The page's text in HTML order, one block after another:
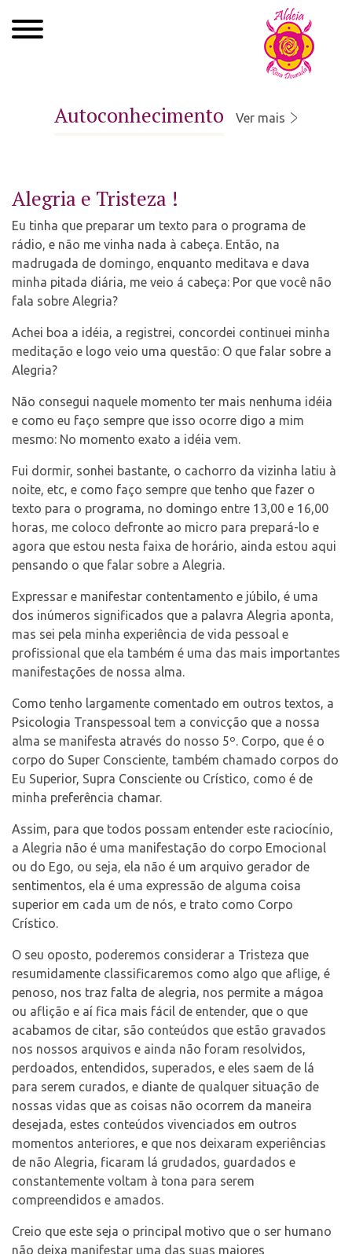
Roda de Cura
Atendimentos
Agenda
Autoconhecimento Ver mais
Alegria e Tristeza !
Eu tinha que preparar um texto para o programa de
rádio, e não me vinha nada à cabeça. Então, na
madrugada de domingo, enquanto meditava e dava
minha pitada diária, me veio á cabeça: Por que você não
fala sobre Alegria?
Achei boa a idéia, a registrei, concordei continuei minha
meditação e logo veio uma questão: O que falar sobre a
Alegria?
Não consegui naquele momento ter mais nenhuma idéia
e como eu faço sempre que isso ocorre digo a mim
mesmo: No momento exato a idéia vem.
Fui dormir, sonhei bastante, o cachorro da vizinha latiu à
noite, etc, e como faço sempre que tenho que fazer o
texto para o programa, no domingo entre 13,00 e 16,00
horas, me coloco defronte ao micro para prepará-lo e
agora que estou nesta faixa de horário, ainda estou aqui
pensando o que falar sobre a Alegria.
Expressar e manifestar contentamento e júbilo, é uma
dos inúmeros significados que a palavra Alegria aponta,
mas sei pela minha experiência de vida pessoal e
profissional que ela também é uma das mais importantes
manifestações de nossa alma.
Como tenho largamente comentado em outros textos, a
Psicologia Transpessoal tem a convicção que a nossa
alma se manifesta através do nosso 5º. Corpo, que é o
corpo do Super Consciente, também chamado corpos do
Eu Superior, Supra Consciente ou Crístico, como é de
minha preferência chamar.
Assim, para que todos possam entender este raciocínio,
a Alegria não é uma manifestação do corpo Emocional
ou do Ego, ou seja, ela não é um arquivo gerador de
sentimentos, ela é uma expressão de alguma coisa
superior em cada um de nós, e trato como Corpo
Crístico.
O seu oposto, poderemos considerar a Tristeza que
resumidamente classificaremos como algo que aflige, é
penoso, nos traz falta de alegria, nos permite a mágoa
ou aflição e aí fica mais fácil de entender, que o que
acabamos de citar, são conteúdos que estão gravados
nos nossos arquivos e ainda não foram resolvidos,
perdoados, entendidos, superados, e eles saem de lá
para serem curados, e diante de qualquer situação de
nossas vidas que as coisas não ocorrem da maneira
desejada, estes conteúdos vivenciados em outros
momentos anteriores, e que nos deixaram experiências
de não Alegria, ficaram lá grudados, guardados e
constantemente voltam à tona para serem
compreendidos e amados.
Creio que este seja o principal motivo que o ser humano
não deixa manifestar uma das suas maiores